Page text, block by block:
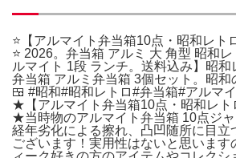
⭐️【アルマイト弁当箱10点・昭和レト
⭐️ 2026。弁当箱 アルミ 大 角型 昭和
ルマイト 1段 ランチ。送料込み】昭和
弁当箱 アルミ弁当箱 3個セット。昭和
🍱 #昭和#昭和レトロ#弁当箱#アルマイ
★【アルマイト弁当箱10点・昭和レ
★当時物のアルマイト弁当箱 10点ジャ
経年劣化による擦れ、凸凹随所に目立
ございます！実用性はないと思います